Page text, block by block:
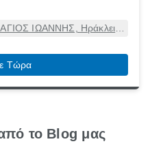
ΙΩΑΝΝΗΣ, Ηράκλειο
71409
Τώρα
το Blog μας